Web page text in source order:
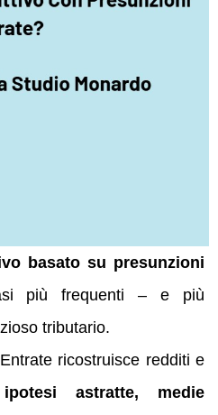
basato su presunzioni
più frequenti – e più
tributario.
ricostruisce redditi e
ipotesi astratte, medie